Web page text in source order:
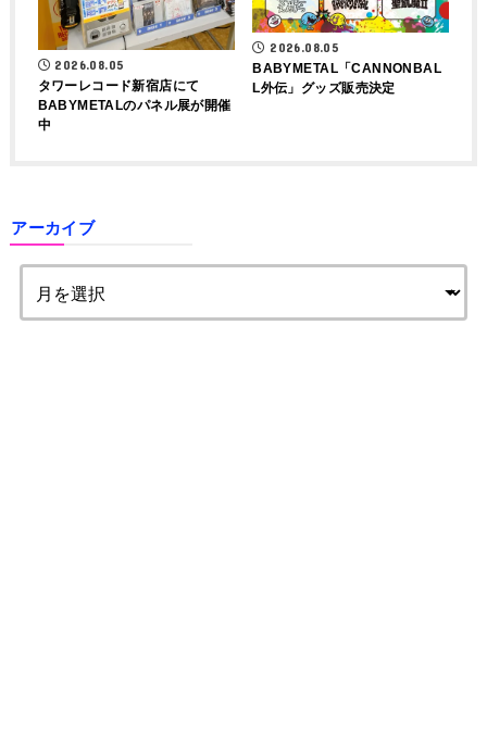
2026.08.05
タワーレコード新宿店にて
BABYMETALのパネル展が開催
中
2026.08.05
BABYMETAL「CANNONBAL
L外伝」グッズ販売決定
アーカイブ